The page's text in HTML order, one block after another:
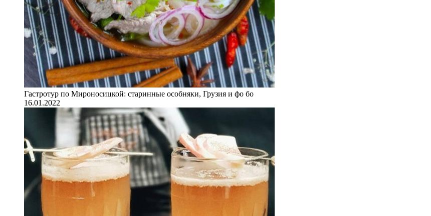
Гастротур по Мироносицкой: старинные особняки, Грузия и фо бо
16.01.2022